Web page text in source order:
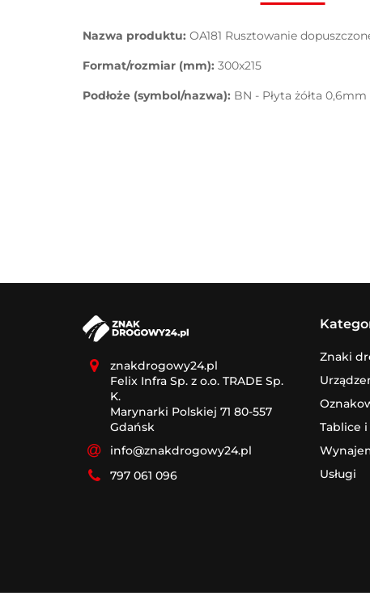
Nazwa produktu: OA181 Rusztowanie
Format/rozmiar (mm): 300x215
Podłoże (symbol/nazwa): BN - Płyta żółta 0,6mm
znakdrogowy24.pl
Felix Infra Sp. z o.o. TRADE Sp.
K.
Marynarki Polskiej 71 80-557
Gdańsk
info@znakdrogowy24.pl
797 061 096
Znaki
Tablice
Usługi